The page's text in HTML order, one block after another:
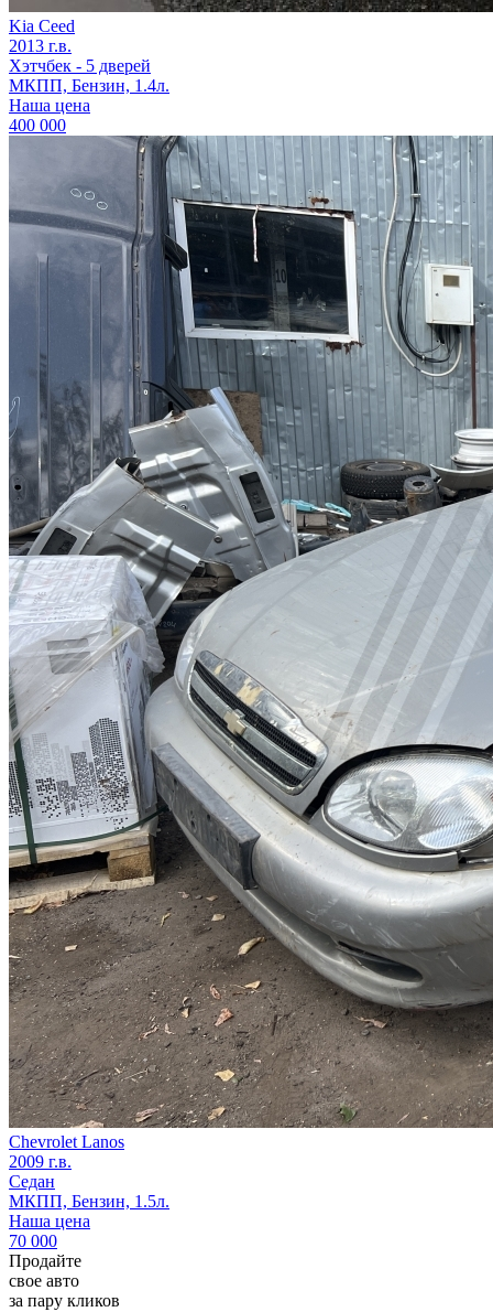
Kia Ceed
2013 г.в.
Хэтчбек - 5 дверей
МКПП, Бензин, 1.4л.
Наша цена
400 000
Chevrolet Lanos
2009 г.в.
Седан
МКПП, Бензин, 1.5л.
Наша цена
70 000
Продайте
свое авто
за пару кликов